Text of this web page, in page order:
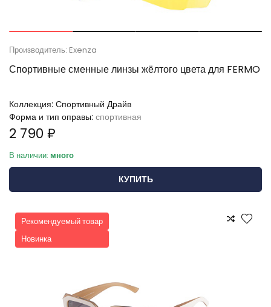
Производитель: Exenza
Спортивные сменные линзы жёлтого цвета для FERMO
Коллекция: Спортивный Драйв
Форма и тип оправы: спортивная
2 790 ₽
В наличии: много
КУПИТЬ
Рекомендуемый товар
Новинка